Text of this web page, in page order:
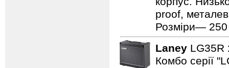
proof,
Розміри—
Laney LG35R
Комбо серії